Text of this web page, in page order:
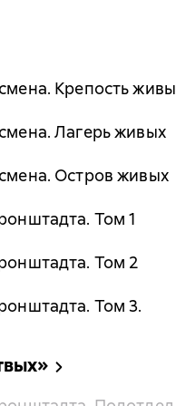
Крепость
Лагерь живых
Остров живых
Том 1
Том 2
Том 3.